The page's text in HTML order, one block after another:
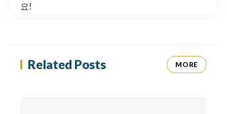
요!
Related Posts MORE